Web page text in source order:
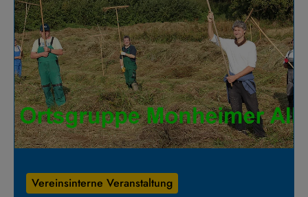
Vereinsinterne Veranstaltung